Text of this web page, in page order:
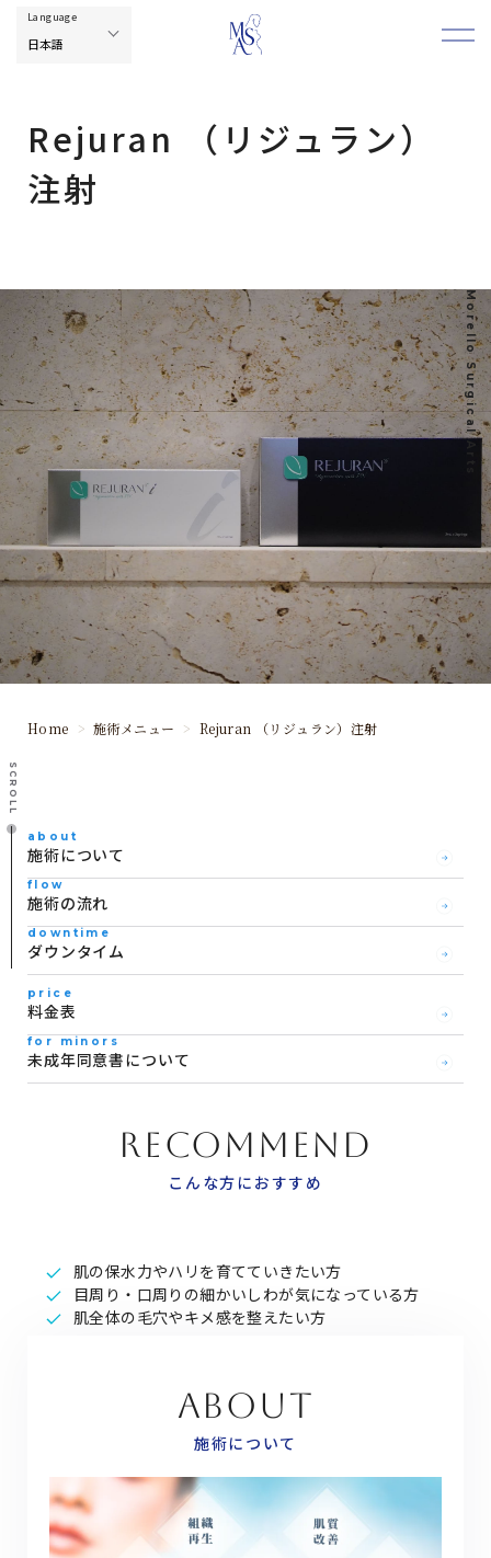
SCROLL
Morello Surgical Arts
Rejuran （リジュラン）
注射
Home 施術メニュー Rejuran （リジュラン）注射
about
施術について
flow
施術の流れ
downtime
ダウンタイム
price
料金表
for minors
未成年同意書について
RECOMMEND
こんな方におすすめ
肌の保水力やハリを育てていきたい方
目周り・口周りの細かいしわが気になっている方
肌全体の毛穴やキメ感を整えたい方
ABOUT
施術について